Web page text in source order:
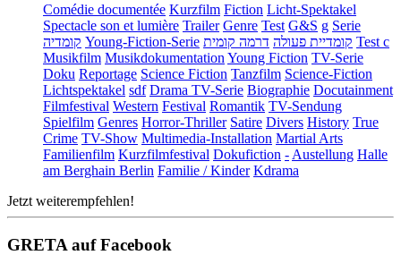
Comédie documentée Kurzfilm Fiction Licht-Spektakel
Spectacle son et lumière Trailer Genre Test G&S g Serie
קומדיה Young-Fiction-Serie קומדיית פעולה דרמה קומית
Test c
Musikfilm Musikdokumentation Young Fiction TV-Serie
Doku Reportage Science Fiction Tanzfilm Science-Fiction
Lichtspektakel sdf Drama TV-Serie Biographie Docutainment
Filmfestival Western Festival Romantik TV-Sendung
Spielfilm Genres Horror-Thriller Satire Divers History True
Crime TV-Show Multimedia-Installation Martial Arts
Familienfilm Kurzfilmfestival Dokufiction - Austellung Halle
am Berghain Berlin Familie / Kinder Kdrama
Jetzt weiterempfehlen!
GRETA auf Facebook